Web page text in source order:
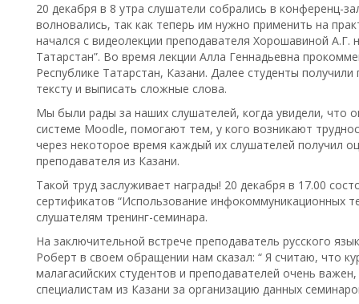
20 декабря в 8 утра слушатели собрались в конференц-
волновались, так как теперь им нужно применить на
начался с видеолекции преподавателя Хорошавиной А.Г.
Татарстан”. Во время лекции Алла Геннадьевна
Республике Татарстан, Казани. Далее студенты
тексту и выписать сложные слова.
Мы были рады за наших слушателей, когда увидели, что
системе Moodle, помогают тем, у кого возникают
через некоторое время каждый их слушателей получил
преподавателя из Казани.
Такой труд заслуживает награды! 20 декабря в 17.00
сертификатов “Использование инфокоммуникационных
слушателям тренинг-семинара.
На заключительной встрече преподаватель русского
Роберт в своем обращении нам сказал: “ Я считаю, что
малагасийских студентов и преподавателей очень
специалистам из Казани за организацию данных